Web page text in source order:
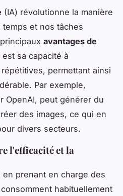
(IA) révolutionne la manière
et nos tâches
avantages de
est sa capacité à
permettant ainsi
Par exemple,
OpenAI, peut générer du
des images, ce qui en
divers secteurs.
l'efficacité et la
prenant en charge des
habituellement